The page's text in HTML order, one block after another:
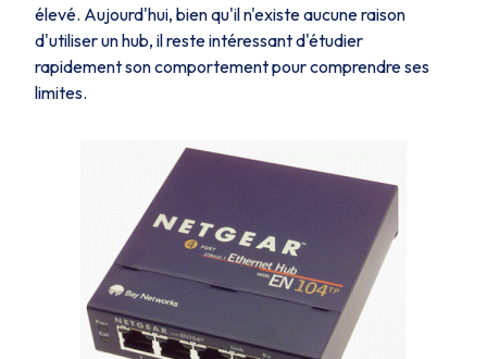
élevé. Aujourd'hui, bien qu'il n'existe aucune raison
d'utiliser un hub, il reste intéressant d'étudier
rapidement son comportement pour comprendre ses
limites.